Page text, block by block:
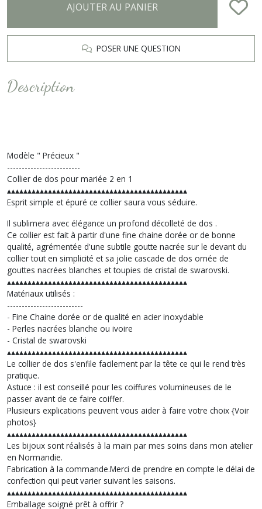
AJOUTER AU PANIER
POSER UNE QUESTION
Description
Modèle " Précieux "
-------------------------
Collier de dos pour mariée 2 en 1
▴▴▴▴▴▴▴▴▴▴▴▴▴▴▴▴▴▴▴▴▴▴▴▴▴▴▴▴▴▴▴▴▴▴▴▴▴▴▴▴▴▴▴▴
Esprit simple et épuré ce collier saura vous séduire.
Il sublimera avec élégance un profond décolleté de dos .
Ce collier est fait à partir d'une fine chaine dorée or de bonne
qualité, agrémentée d'une subtile goutte nacrée sur le devant du
collier tout en simplicité et sa jolie cascade de dos ornée de
gouttes nacrées blanches et toupies de cristal de swarovski.
▴▴▴▴▴▴▴▴▴▴▴▴▴▴▴▴▴▴▴▴▴▴▴▴▴▴▴▴▴▴▴▴▴▴▴▴▴▴▴▴▴▴▴▴
Matériaux utilisés :
--------------------------
- Fine Chaine dorée or de qualité en acier inoxydable
- Perles nacrées blanche ou ivoire
- Cristal de swarovski
▴▴▴▴▴▴▴▴▴▴▴▴▴▴▴▴▴▴▴▴▴▴▴▴▴▴▴▴▴▴▴▴▴▴▴▴▴▴▴▴▴▴▴▴
Le collier de dos s'enfile facilement par la tête ce qui le rend très
pratique.
Astuce : il est conseillé pour les coiffures volumineuses de le
passer avant de ce faire coiffer.
Plusieurs explications peuvent vous aider à faire votre choix {Voir
photos}
▴▴▴▴▴▴▴▴▴▴▴▴▴▴▴▴▴▴▴▴▴▴▴▴▴▴▴▴▴▴▴▴▴▴▴▴▴▴▴▴▴▴▴▴
Les bijoux sont réalisés à la main par mes soins dans mon atelier
en Normandie.
Fabrication à la commande.Merci de prendre en compte le délai de
confection qui peut varier suivant les saisons.
▴▴▴▴▴▴▴▴▴▴▴▴▴▴▴▴▴▴▴▴▴▴▴▴▴▴▴▴▴▴▴▴▴▴▴▴▴▴▴▴▴▴▴▴
Emballage soigné prêt à offrir ?